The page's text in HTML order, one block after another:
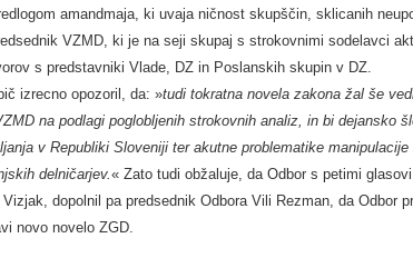
amandmaja, ki uvaja ničnost skupščin, sklicanih
VZMD, ki je na seji skupaj s strokovnimi sodelavci
s predstavniki Vlade, DZ in Poslanskih skupin v DZ.
izrecno opozoril, da: »tudi tokratna novela zakona žal še
na podlagi poglobljenih strokovnih analiz, in bi dejansko
v Republiki Sloveniji ter akutne problematike
delničarjev.« Zato tudi obžaluje, da Odbor s petimi
dopolnil pa predsednik Odbora Vili Rezman, da Odbor
novo novelo ZGD.